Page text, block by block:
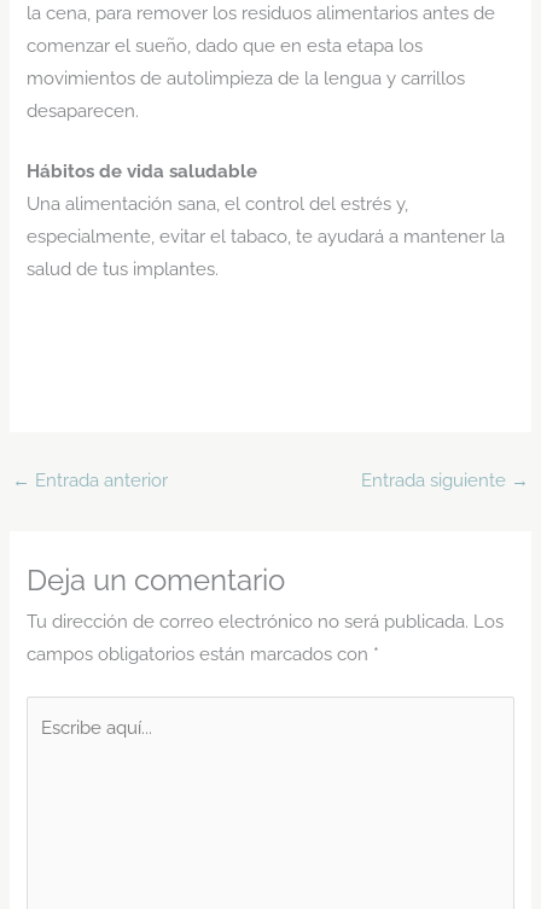
la cena, para remover los residuos alimentarios antes de
comenzar el sueño, dado que en esta etapa los
movimientos de autolimpieza de la lengua y carrillos
desaparecen.
Hábitos de vida saludable
Una alimentación sana, el control del estrés y,
especialmente, evitar el tabaco, te ayudará a mantener la
salud de tus implantes.
← Entrada anterior Entrada siguiente →
Deja un comentario
Tu dirección de correo electrónico no será publicada. Los
campos obligatorios están marcados con *